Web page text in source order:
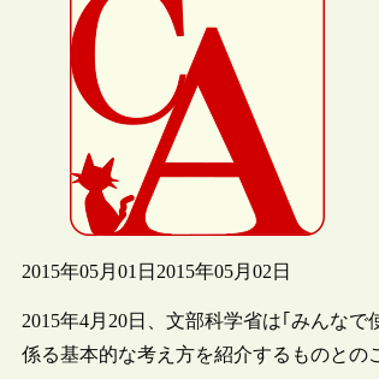
2015年05月01日 2015年05月02日
2015年4月20日、文部科学省は｢みんな
係る基本的な考え方を紹介するものとの